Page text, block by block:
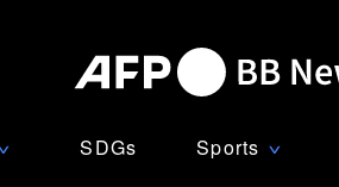
SDGs Sports ∨